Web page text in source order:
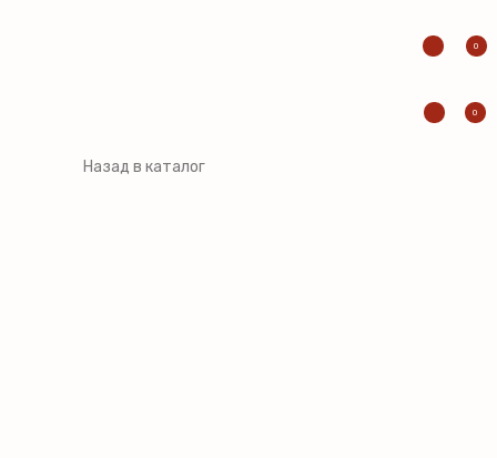
0
0
Назад в каталог